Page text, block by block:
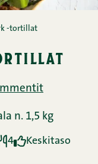
-tortillat
n. 1,5 kg
4 Keskitaso